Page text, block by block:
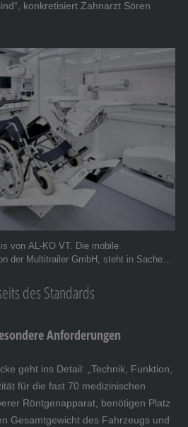
konkretisiert Zahnarzt Sören
des Standards
Anforderungen
geht ins Detail: „Technik, Funktion,
für die fast 70 medizinischen
Röntgenapparat, benötigen Platz
Gesamtgewicht des Fahrzeugs und
von AL-KO VT. Die mobile
der Multitrailer GmbH, steht in Sachen